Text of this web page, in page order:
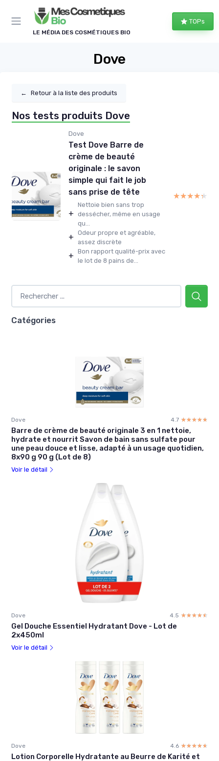
LE MÉDIA DES COSMÉTIQUES BIO
TOPs
Dove
← Retour à la liste des produits
Nos tests produits Dove
Dove
Test Dove Barre de
crème de beauté
originale : le savon
simple qui fait le job
sans prise de tête
+
Nettoie bien sans trop
dessécher, même en usage
qu...
+ Odeur propre et agréable,
assez discrète
+ Bon rapport qualité-prix avec
le lot de 8 pains de...
★★★★★
★★★★★
Catégories
Dove 4.7 ☆☆☆☆☆
★★★★★
Barre de crème de beauté originale 3 en 1 nettoie,
hydrate et nourrit Savon de bain sans sulfate pour
une peau douce et lisse, adapté à un usage quotidien,
8x90 g 90 g (Lot de 8)
Voir le détail
Dove 4.5 ☆☆☆☆☆
★★★★★
Gel Douche Essentiel Hydratant Dove - Lot de
2x450ml
Voir le détail
Dove 4.6 ☆☆☆☆☆
★★★★★
Lotion Corporelle Hydratante au Beurre de Karité et
Panneau de gestion des cookies